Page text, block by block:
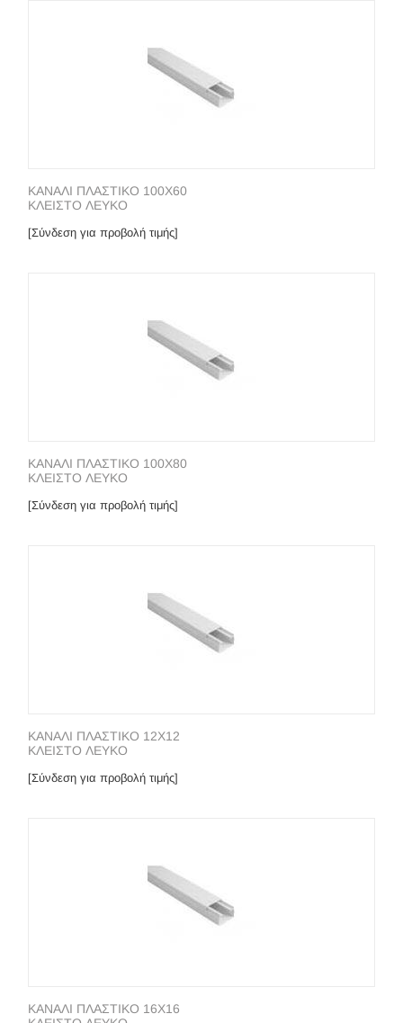
ΚΑΝΑΛΙ ΠΛΑΣΤΙΚΟ 100Χ60
ΚΛΕΙΣΤΟ ΛΕΥΚO
[Σύνδεση για προβολή τιμής]
ΚΑΝΑΛΙ ΠΛΑΣΤΙΚΟ 100Χ80
ΚΛΕΙΣΤΟ ΛΕΥΚO
[Σύνδεση για προβολή τιμής]
ΚΑΝΑΛΙ ΠΛΑΣΤΙΚΟ 12Χ12
ΚΛΕΙΣΤΟ ΛΕΥΚΟ
[Σύνδεση για προβολή τιμής]
ΚΑΝΑΛΙ ΠΛΑΣΤΙΚΟ 16Χ16